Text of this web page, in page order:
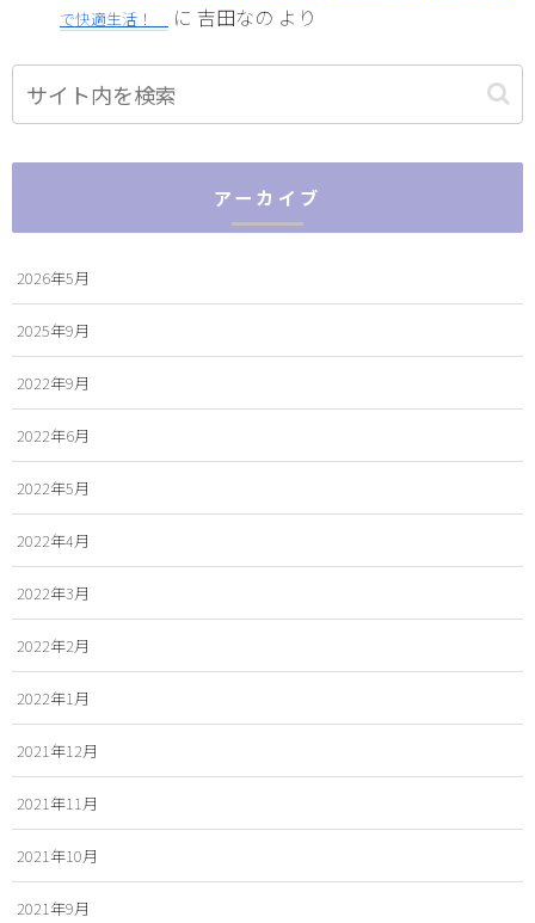
で快適生活！
に 吉田なの より
アーカイブ
2026年5月
2025年9月
2022年9月
2022年6月
2022年5月
2022年4月
2022年3月
2022年2月
2022年1月
2021年12月
2021年11月
2021年10月
2021年9月